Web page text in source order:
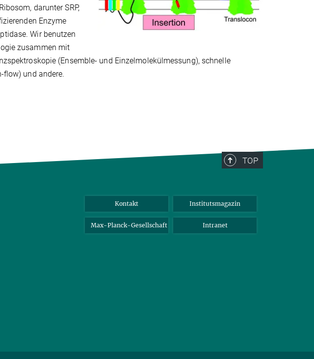
darunter SRP,
Enzyme
Wir benutzen
zusammen mit
(Ensemble- und Einzelmolekülmessung), schnelle
flow) und andere.
TOP
Kontakt Institutsmagazin
Max-Planck-Gesellschaft Intranet